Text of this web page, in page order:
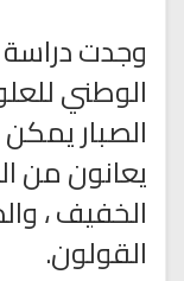
وجدت دراسة
الوطني
الصبار
يعانون من
الخفيف ،
القولون.